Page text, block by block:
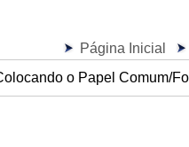
Página Inicial
o Papel Comum/